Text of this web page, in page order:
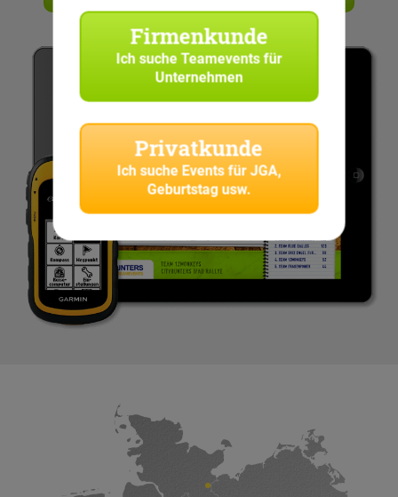
Firmenkunde
Ich sucheTeamevents für
Unternehmen
Privatkunde
Ich suche Events für JGA,
Geburtstag usw.